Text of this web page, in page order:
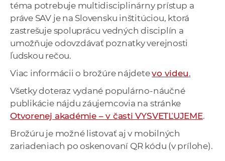
téma potrebuje multidisciplinárny prístup a
práve SAV je na Slovensku inštitúciou, ktorá
zastrešuje spoluprácu vedných disciplín a
umožňuje odovzdávať poznatky verejnosti
ľudskou rečou.
Viac informácii o brožúre nájdetevo videu.
Všetky doteraz vydané populárno-náučné
publikácie nájdu záujemcovia na stránke
Otvorenej akadémie – v časti VYSVETĽUJEME.
Brožúru je možné listovať aj v mobilných
zariadeniach po oskenovaní QR kódu (v prílohe).